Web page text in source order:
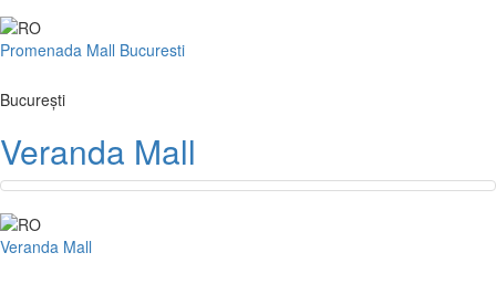
Promenada Mall Bucuresti
București
Veranda Mall
Veranda Mall